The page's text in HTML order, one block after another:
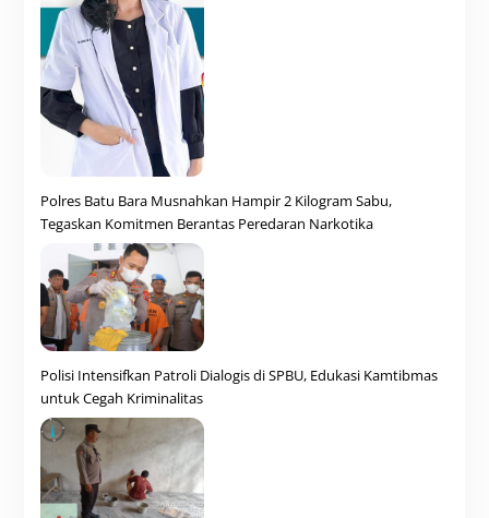
Polres Batu Bara Musnahkan Hampir 2 Kilogram Sabu,
Tegaskan Komitmen Berantas Peredaran Narkotika
Polisi Intensifkan Patroli Dialogis di SPBU, Edukasi Kamtibmas
untuk Cegah Kriminalitas